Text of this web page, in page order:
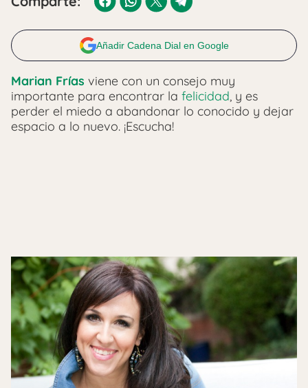
Añadir Cadena Dial en Google
Marian Frías viene con un consejo muy
importante para encontrar la felicidad, y es
perder el miedo a abandonar lo conocido y dejar
espacio a lo nuevo. ¡Escucha!